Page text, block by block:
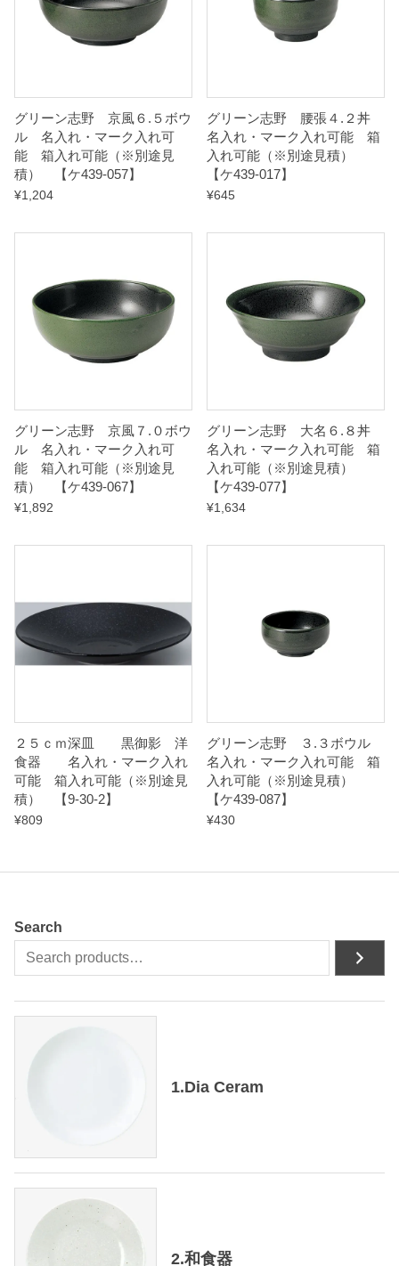
【
ケ
4
u
a
n
t
i
グリーン志野 京風６.５ボウ
ル 名入れ・マーク入れ可
能 箱入れ可能（※別途見
積） 【ケ439-057】
¥1,204
グリーン志野 腰張４.２丼
名入れ・マーク入れ可能 箱
入れ可能（※別途見積）
【ケ439-017】
¥645
グリーン志野 京風７.０ボウ
ル 名入れ・マーク入れ可
能 箱入れ可能（※別途見
積） 【ケ439-067】
¥1,892
グリーン志野 大名６.８丼
名入れ・マーク入れ可能 箱
入れ可能（※別途見積）
【ケ439-077】
¥1,634
２５ｃｍ深皿 黒御影 洋
食器 名入れ・マーク入れ
可能 箱入れ可能（※別途見
積） 【9-30-2】
¥809
グリーン志野 ３.３ボウル
名入れ・マーク入れ可能 箱
入れ可能（※別途見積）
【ケ439-087】
¥430
Search
1.Dia Ceram
2.和食器